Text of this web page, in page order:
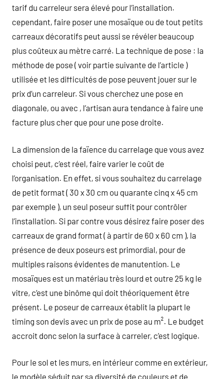
tarif du carreleur sera élevé pour l’installation.
cependant, faire poser une mosaïque ou de tout petits
carreaux décoratifs peut aussi se révéler beaucoup
plus coûteux au mètre carré. La technique de pose : la
méthode de pose ( voir partie suivante de l’article )
utilisée et les difficultés de pose peuvent jouer sur le
prix d’un carreleur. Si vous cherchez une pose en
diagonale, ou avec , l’artisan aura tendance à faire une
facture plus cher que pour une pose droite.
La dimension de la faïence du carrelage que vous avez
choisi peut, c’est réel, faire varier le coût de
l’organisation. En effet, si vous souhaitez du carrelage
de petit format ( 30 x 30 cm ou quarante cinq x 45 cm
par exemple ), un seul poseur suffit pour contrôler
l’installation. Si par contre vous désirez faire poser des
carreaux de grand format ( à partir de 60 x 60 cm ), la
présence de deux poseurs est primordial, pour de
multiples raisons évidentes de manutention. Le
mosaïques est un matériau très lourd et outre 25 kg le
vitre, c’est une binôme qui doit théoriquement être
présent. Le poseur de carreaux établit la plupart le
timing son devis avec un prix de pose au m². Le budget
accroit donc selon la surface à carreler, c’est logique.
Pour le sol et les murs, en intérieur comme en extérieur,
le modèle séduit par sa diversité de couleurs et de